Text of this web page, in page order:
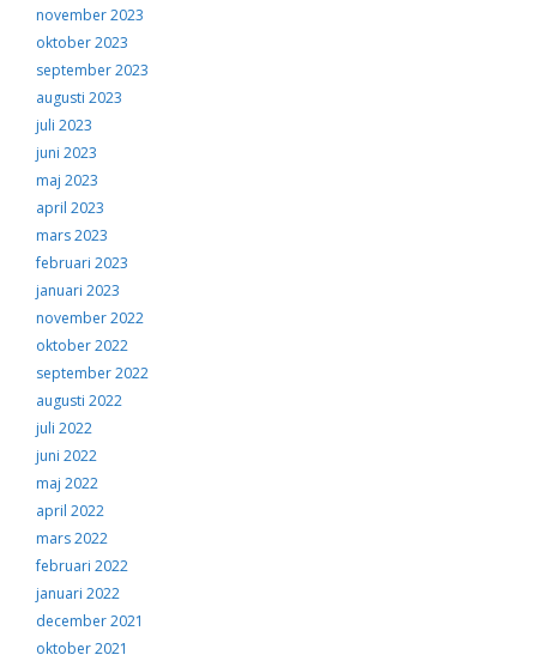
november 2023
oktober 2023
september 2023
augusti 2023
juli 2023
juni 2023
maj 2023
april 2023
mars 2023
februari 2023
januari 2023
november 2022
oktober 2022
september 2022
augusti 2022
juli 2022
juni 2022
maj 2022
april 2022
mars 2022
februari 2022
januari 2022
december 2021
oktober 2021